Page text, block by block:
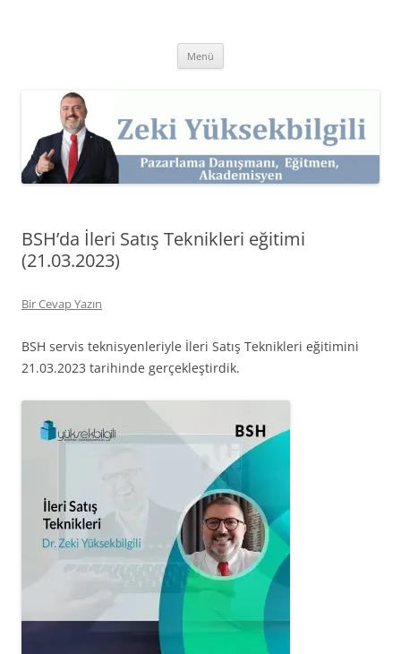
Kişisel Web Sitesi.
Menü
BSH’da İleri Satış Teknikleri eğitimi
(21.03.2023)
Bir Cevap Yazın
BSH servis teknisyenleriyle İleri Satış Teknikleri eğitimini
21.03.2023 tarihinde gerçekleştirdik.